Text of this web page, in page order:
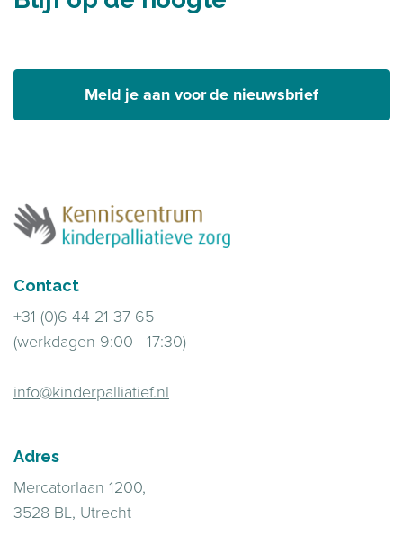
Meld je aan voor de nieuwsbrief
Contact
+31 (0)6 44 21 37 65
(werkdagen 9:00 - 17:30)
info@kinderpalliatief.nl
Adres
Mercatorlaan 1200,
3528 BL, Utrecht